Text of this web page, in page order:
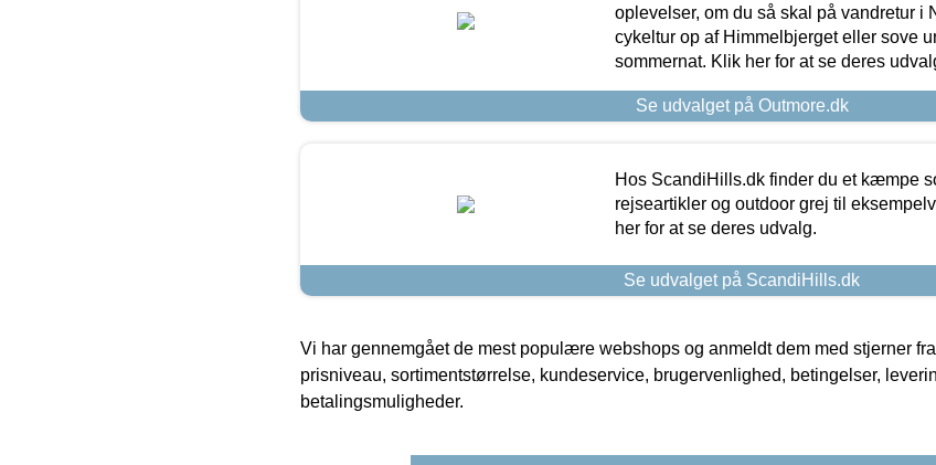
oplevelser, om du så skal på vandretur i
cykeltur op af Himmelbjerget eller sove
sommernat. Klik her for at se deres
Se udvalget på Outmore.dk
Hos ScandiHills.dk finder du et kæmpe
rejseartikler og outdoor grej til
her for at se deres udvalg.
Se udvalget på ScandiHills.dk
Vi har gennemgået de mest populære webshops og anmeldt dem med stjerner
prisniveau, sortimentstørrelse, kundeservice, brugervenlighed, betingelser,
betalingsmuligheder.